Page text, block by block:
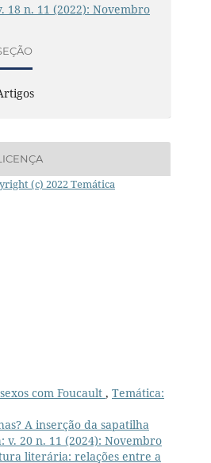
18 n. 11 (2022): Novembro
(c) 2022 Temática
com Foucault , Temática:
A inserção da sapatilha
v. 20 n. 11 (2024): Novembro
literária: relações entre a